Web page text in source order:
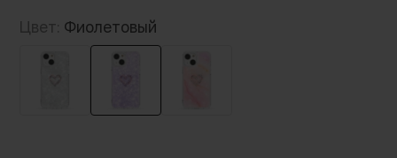
Цвет: Фиолетовый